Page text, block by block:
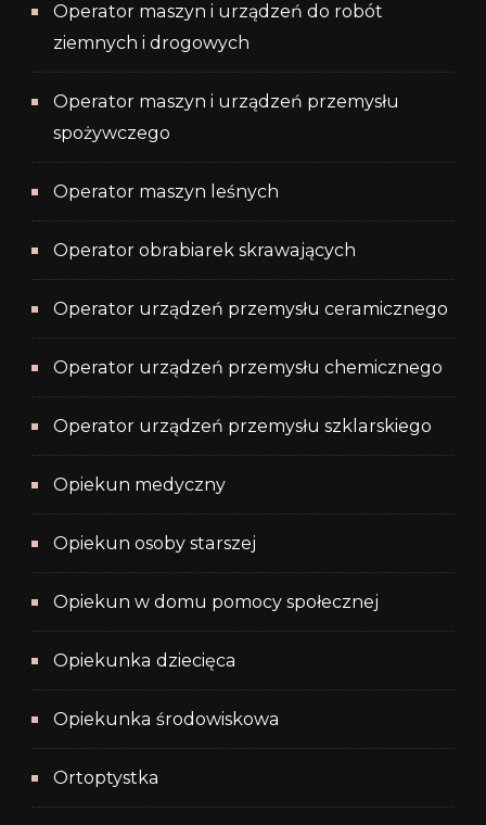
Operator maszyn i urządzeń do robót
ziemnych i drogowych
Operator maszyn i urządzeń przemysłu
spożywczego
Operator maszyn leśnych
Operator obrabiarek skrawających
Operator urządzeń przemysłu ceramicznego
Operator urządzeń przemysłu chemicznego
Operator urządzeń przemysłu szklarskiego
Opiekun medyczny
Opiekun osoby starszej
Opiekun w domu pomocy społecznej
Opiekunka dziecięca
Opiekunka środowiskowa
Ortoptystka